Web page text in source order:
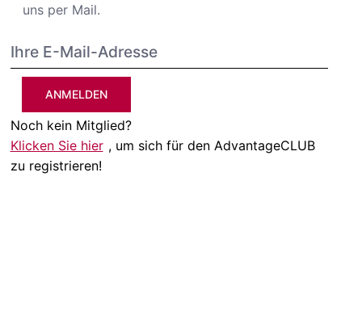
uns per Mail.
ANMELDEN
Noch kein Mitglied?
Klicken Sie hier , um sich für den AdvantageCLUB
zu registrieren!